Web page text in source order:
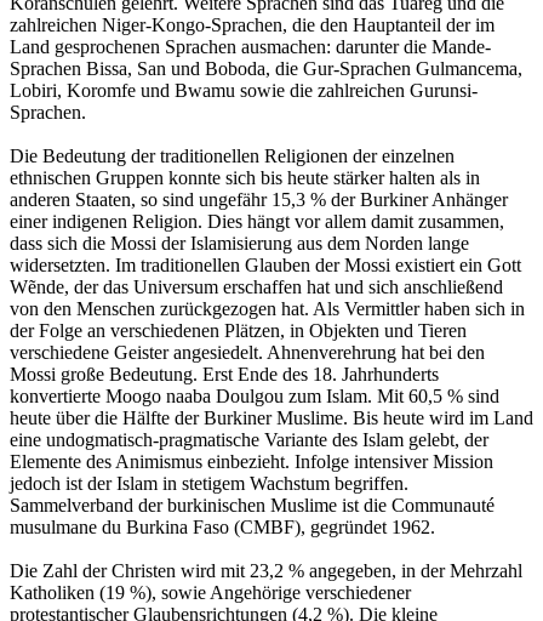
zahlreichen Niger-Kongo-Sprachen, die den Hauptanteil der im
Land gesprochenen Sprachen ausmachen: darunter die Mande-
Sprachen Bissa, San und Boboda, die Gur-Sprachen Gulmancema,
Lobiri, Koromfe und Bwamu sowie die zahlreichen Gurunsi-
Sprachen.
Die Bedeutung der traditionellen Religionen der einzelnen
ethnischen Gruppen konnte sich bis heute stärker halten als in
anderen Staaten, so sind ungefähr 15,3 % der Burkiner Anhänger
einer indigenen Religion. Dies hängt vor allem damit zusammen,
dass sich die Mossi der Islamisierung aus dem Norden lange
widersetzten. Im traditionellen Glauben der Mossi existiert ein Gott
Wẽnde, der das Universum erschaffen hat und sich anschließend
von den Menschen zurückgezogen hat. Als Vermittler haben sich in
der Folge an verschiedenen Plätzen, in Objekten und Tieren
verschiedene Geister angesiedelt. Ahnenverehrung hat bei den
Mossi große Bedeutung. Erst Ende des 18. Jahrhunderts
konvertierte Moogo naaba Doulgou zum Islam. Mit 60,5 % sind
heute über die Hälfte der Burkiner Muslime. Bis heute wird im Land
eine undogmatisch-pragmatische Variante des Islam gelebt, der
Elemente des Animismus einbezieht. Infolge intensiver Mission
jedoch ist der Islam in stetigem Wachstum begriffen.
Sammelverband der burkinischen Muslime ist die Communauté
musulmane du Burkina Faso (CMBF), gegründet 1962.
Die Zahl der Christen wird mit 23,2 % angegeben, in der Mehrzahl
Katholiken (19 %), sowie Angehörige verschiedener
protestantischer Glaubensrichtungen (4,2 %). Die kleine